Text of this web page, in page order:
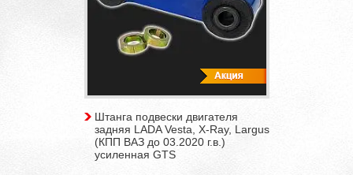
Штанга подвески двигателя
задняя LADA Vesta, X-Ray, Largus
(КПП ВАЗ до 03.2020 г.в.)
усиленная GTS